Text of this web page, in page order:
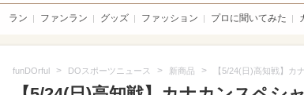
ラン ファンラン グッズ ファッション プロに聞いてみた
funDOrful > DOスポーツニュース > 新商品 > 【5/24(日)高知戦】カ